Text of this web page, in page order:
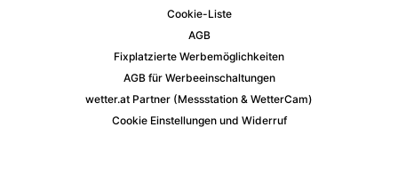
Cookie-Liste
AGB
Fixplatzierte Werbemöglichkeiten
AGB für Werbeeinschaltungen
wetter.at Partner (Messstation & WetterCam)
Cookie Einstellungen und Widerruf